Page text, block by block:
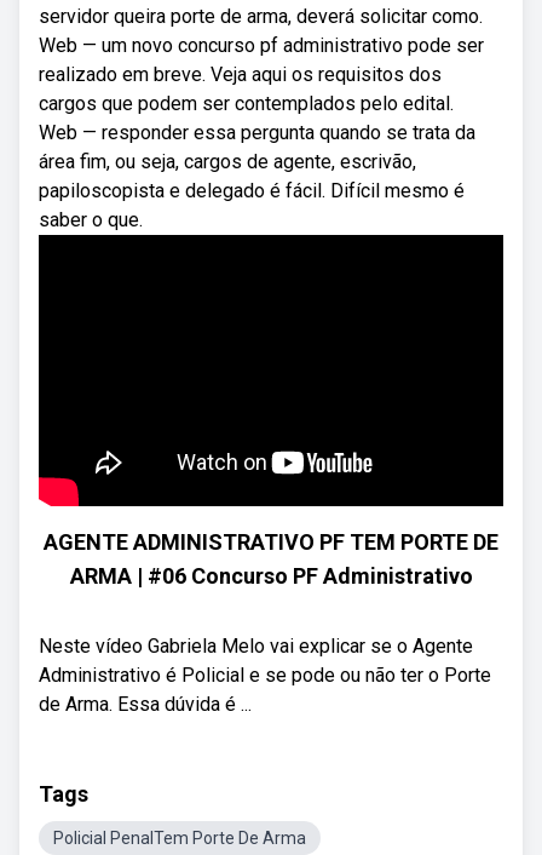
servidor queira porte de arma, deverá solicitar como.
Web — um novo concurso pf administrativo pode ser
realizado em breve. Veja aqui os requisitos dos
cargos que podem ser contemplados pelo edital.
Web — responder essa pergunta quando se trata da
área fim, ou seja, cargos de agente, escrivão,
papiloscopista e delegado é fácil. Difícil mesmo é
saber o que.
AGENTE ADMINISTRATIVO PF TEM PORTE DE
ARMA | #06 Concurso PF Administrativo
Neste vídeo Gabriela Melo vai explicar se o Agente
Administrativo é Policial e se pode ou não ter o Porte
de Arma. Essa dúvida é ...
Tags
Policial PenalTem Porte De Arma